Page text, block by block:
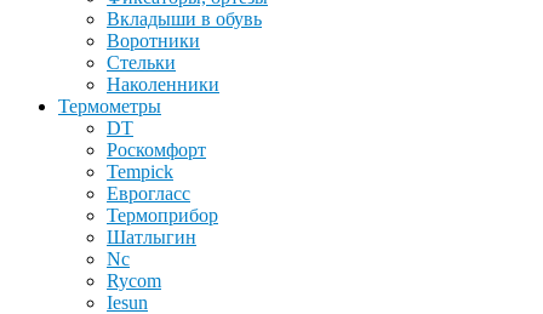
Вкладыши в обувь
Воротники
Стельки
Наколенники
Термометры
DT
Роскомфорт
Tempick
Еврогласс
Термоприбор
Шатлыгин
Nc
Rycom
Iesun